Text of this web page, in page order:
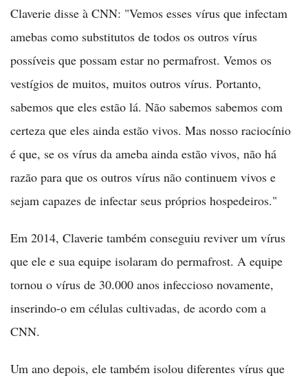
Claverie disse à CNN: "Vemos esses vírus que infectam
amebas como substitutos de todos os outros vírus
possíveis que possam estar no permafrost. Vemos os
vestígios de muitos, muitos outros vírus. Portanto,
sabemos que eles estão lá. Não sabemos sabemos com
certeza que eles ainda estão vivos. Mas nosso raciocínio
é que, se os vírus da ameba ainda estão vivos, não há
razão para que os outros vírus não continuem vivos e
sejam capazes de infectar seus próprios hospedeiros."
Em 2014, Claverie também conseguiu reviver um vírus
que ele e sua equipe isolaram do permafrost. A equipe
tornou o vírus de 30.000 anos infeccioso novamente,
inserindo-o em células cultivadas, de acordo com a
CNN.
Um ano depois, ele também isolou diferentes vírus que